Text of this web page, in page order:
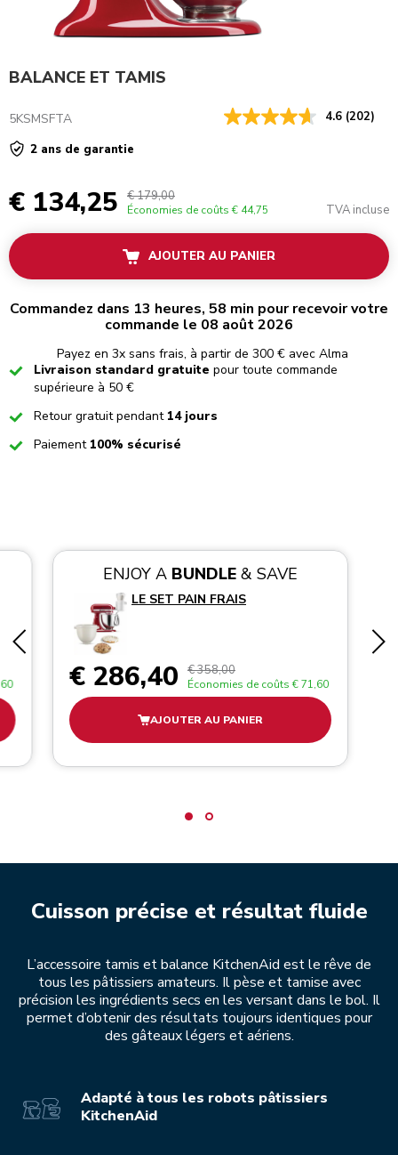
BALANCE ET TAMIS
5KSMSFTA 4.6 (202)
2 ans de garantie
€ 134,25 € 179,00
Économies de coûts € 44,75 TVA incluse
AJOUTER AU PANIER
Commandez dans 13 heures, 58 min pour recevoir votre
commande le 08 août 2026
Payez en 3x sans frais, à partir de 300 € avec Alma
CheckedLivraison standard gratuite pour toute commande
supérieure à 50 €
CheckedRetour gratuit pendant 14 jours
CheckedPaiement 100% sécurisé
ENJOY A BUNDLE& SAVE
LE SET PAIN FRAIS
€ 286,40 € 358,00
Économies de coûts € 71,60
AJOUTER AU PANIER
Cuisson précise et résultat fluide
L’accessoire tamis et balance KitchenAid est le rêve de
tous les pâtissiers amateurs. Il pèse et tamise avec
précision les ingrédients secs en les versant dans le bol. Il
permet d’obtenir des résultats toujours identiques pour
des gâteaux légers et aériens.
Adapté à tous les robots pâtissiers
KitchenAid